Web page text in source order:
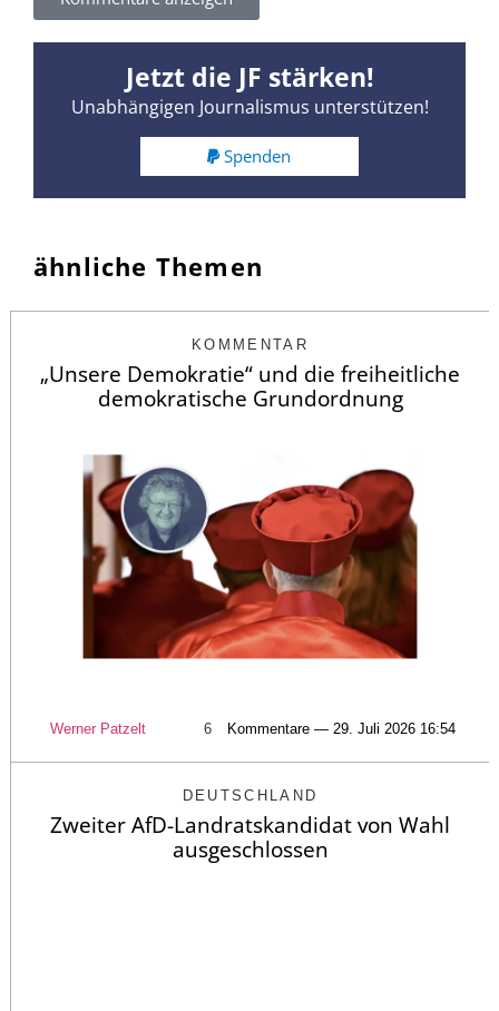
Jetzt die JF stärken!
Unabhängigen Journalismus unterstützen!
Spenden
ähnliche Themen
KOMMENTAR
„Unsere Demokratie“ und die freiheitliche
demokratische Grundordnung
Werner Patzelt 6 Kommentare — 29. Juli 2026 16:54
DEUTSCHLAND
Zweiter AfD-Landratskandidat von Wahl
ausgeschlossen